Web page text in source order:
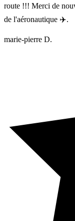
route !!! Merci de
de l'aéronautique ✈️.
marie-pierre D.